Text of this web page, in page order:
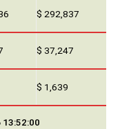
$ 292,837
$ 37,247
$ 1,639